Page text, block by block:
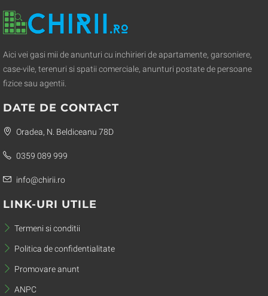
Aici vei gasi mii de anunturi cu inchirieri de apartamente, garsoniere,
case-vile, terenuri si spatii comerciale, anunturi postate de persoane
fizice sau agentii.
DATE DE CONTACT
Oradea, N. Beldiceanu 78D
0359 089 999
info@chirii.ro
LINK-URI UTILE
Termeni si conditii
Politica de confidentialitate
Promovare anunt
ANPC